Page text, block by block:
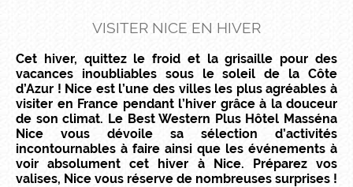
VISITER NICE EN HIVER
Cet hiver, quittez le froid et la grisaille pour des
vacances inoubliables sous le soleil de la Côte
d’Azur ! Nice est l’une des villes les plus agréables à
visiter en France pendant l’hiver grâce à la douceur
de son climat. Le Best Western Plus Hôtel Masséna
Nice vous dévoile sa sélection d’activités
incontournables à faire ainsi que les événements à
voir absolument cet hiver à Nice. Préparez vos
valises, Nice vous réserve de nombreuses surprises !